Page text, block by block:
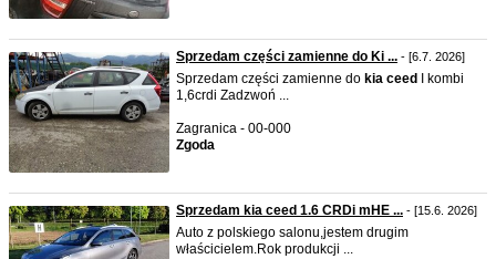
Sprzedam części zamienne do Ki ... - [6.7. 2026]
Sprzedam części zamienne do kia ceed
I kombi
1,6crdi Zadzwoń ...
Zagranica - 00-000
Zgoda
Sprzedam kia ceed 1.6 CRDi mHE ... - [15.6. 2026]
Auto z polskiego salonu,jestem drugim
właścicielem.Rok produkcji ...